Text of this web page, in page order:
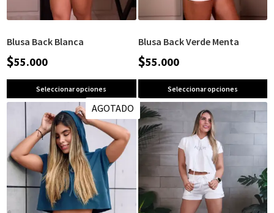
Blusa Back Blanca
$55.000
Seleccionar opciones
Blusa Back Verde Menta
$55.000
Seleccionar opciones
AGOTADO